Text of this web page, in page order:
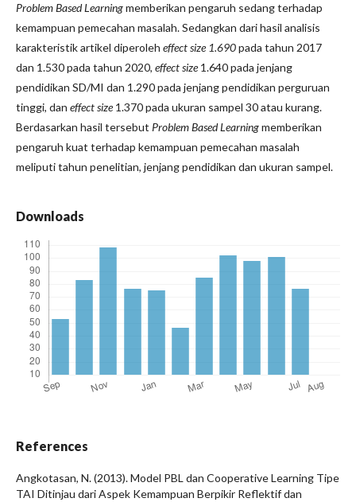
Problem Based Learningmemberikan pengaruh sedang terhadap
kemampuan pemecahan masalah. Sedangkan dari hasil analisis
karakteristik artikel diperoleh effect size 1.690pada tahun 2017
dan 1.530 pada tahun 2020, effect size1.640 pada jenjang
pendidikan SD/MI dan 1.290 pada jenjang pendidikan perguruan
tinggi, dan effect size1.370 pada ukuran sampel 30 atau kurang.
Berdasarkan hasil tersebut Problem Based Learningmemberikan
pengaruh kuat terhadap kemampuan pemecahan masalah
meliputi tahun penelitian, jenjang pendidikan dan ukuran sampel.
Downloads
References
Angkotasan, N. (2013). Model PBL dan Cooperative Learning Tipe
TAI Ditinjau dari Aspek Kemampuan Berpikir Reflektif dan